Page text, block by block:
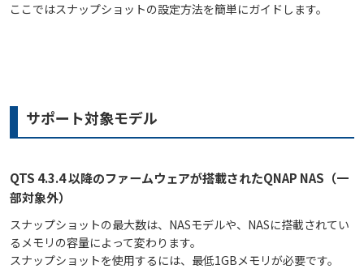
ここではスナップショットの設定方法を簡単にガイドします。
サポート対象モデル
QTS 4.3.4 以降のファームウェアが搭載されたQNAP NAS（一
部対象外）
スナップショットの最大数は、NASモデルや、NASに搭載されてい
るメモリの容量によって変わります。
スナップショットを使用するには、最低1GBメモリが必要です。